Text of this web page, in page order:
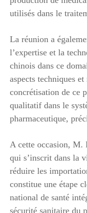
utilisés dans le
La réunion a
l’expertise et la
chinois dans ce
aspects techniques
concrétisation de ce
qualitatif dans le
pharmaceutique,
A cette occasion,
qui s’inscrit dans la
réduire les
constitue une étape
national de santé
sécurité sanitaire du